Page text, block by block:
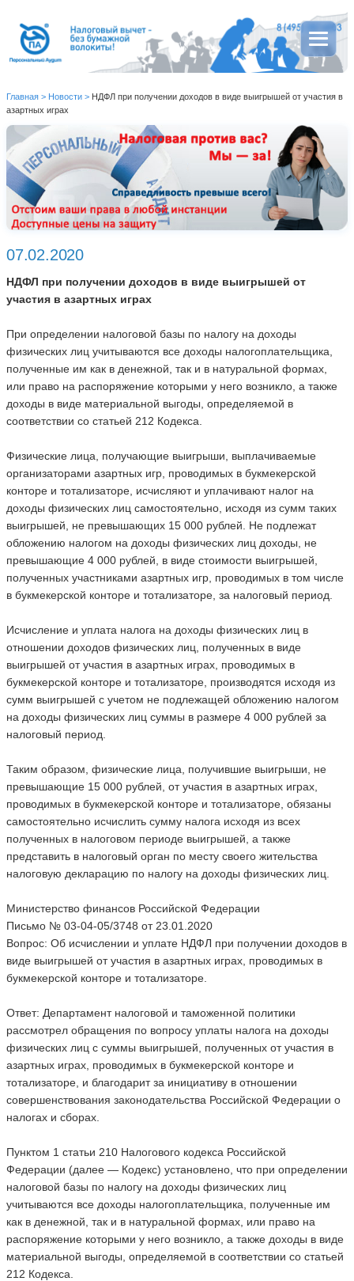
Главная > Новости > НДФЛ при получении доходов в виде выигрышей от участия в
азартных играх
07.02.2020
НДФЛ при получении доходов в виде выигрышей от
участия в азартных играх
При определении налоговой базы по налогу на доходы
физических лиц учитываются все доходы налогоплательщика,
полученные им как в денежной, так и в натуральной формах,
или право на распоряжение которыми у него возникло, а также
доходы в виде материальной выгоды, определяемой в
соответствии со статьей 212 Кодекса.
Физические лица, получающие выигрыши, выплачиваемые
организаторами азартных игр, проводимых в букмекерской
конторе и тотализаторе, исчисляют и уплачивают налог на
доходы физических лиц самостоятельно, исходя из сумм таких
выигрышей, не превышающих 15 000 рублей. Не подлежат
обложению налогом на доходы физических лиц доходы, не
превышающие 4 000 рублей, в виде стоимости выигрышей,
полученных участниками азартных игр, проводимых в том числе
в букмекерской конторе и тотализаторе, за налоговый период.
Исчисление и уплата налога на доходы физических лиц в
отношении доходов физических лиц, полученных в виде
выигрышей от участия в азартных играх, проводимых в
букмекерской конторе и тотализаторе, производятся исходя из
сумм выигрышей с учетом не подлежащей обложению налогом
на доходы физических лиц суммы в размере 4 000 рублей за
налоговый период.
Таким образом, физические лица, получившие выигрыши, не
превышающие 15 000 рублей, от участия в азартных играх,
проводимых в букмекерской конторе и тотализаторе, обязаны
самостоятельно исчислить сумму налога исходя из всех
полученных в налоговом периоде выигрышей, а также
представить в налоговый орган по месту своего жительства
налоговую декларацию по налогу на доходы физических лиц.
Министерство финансов Российской Федерации
Письмо № 03-04-05/3748 от 23.01.2020
Вопрос: Об исчислении и уплате НДФЛ при получении доходов в
виде выигрышей от участия в азартных играх, проводимых в
букмекерской конторе и тотализаторе.
Ответ: Департамент налоговой и таможенной политики
рассмотрел обращения по вопросу уплаты налога на доходы
физических лиц с суммы выигрышей, полученных от участия в
азартных играх, проводимых в букмекерской конторе и
тотализаторе, и благодарит за инициативу в отношении
совершенствования законодательства Российской Федерации о
налогах и сборах.
Пунктом 1 статьи 210 Налогового кодекса Российской
Федерации (далее — Кодекс) установлено, что при определении
налоговой базы по налогу на доходы физических лиц
учитываются все доходы налогоплательщика, полученные им
как в денежной, так и в натуральной формах, или право на
распоряжение которыми у него возникло, а также доходы в виде
материальной выгоды, определяемой в соответствии со статьей
212 Кодекса.